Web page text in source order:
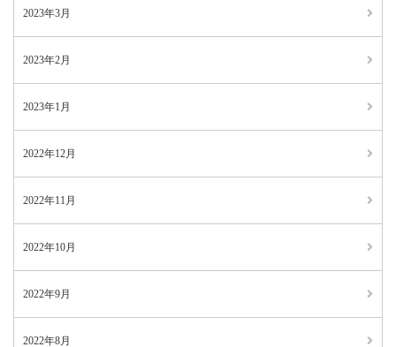
2023年3月
2023年2月
2023年1月
2022年12月
2022年11月
2022年10月
2022年9月
2022年8月